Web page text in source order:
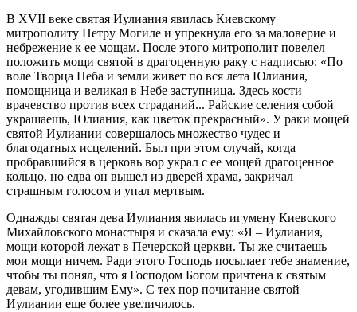
В XVII веке святая Иулиания явилась Киевскому
митрополиту Петру Могиле и упрекнула его за маловерие и
небрежение к ее мощам. После этого митрополит повелел
положить мощи святой в драгоценную раку с надписью: «По
воле Творца Неба и земли живет по вся лета Юлиания,
помощница и великая в Небе заступница. Здесь кости –
врачевство против всех страданий... Райские селения собой
украшаешь, Юлиания, как цветок прекрасный». У раки мощей
святой Иулиании совершалось множество чудес и
благодатных исцелений. Был при этом случай, когда
пробравшийся в церковь вор украл с ее мощей драгоценное
кольцо, но едва он вышел из дверей храма, закричал
страшным голосом и упал мертвым.
Однажды святая дева Иулиания явилась игумену Киевского
Михайловского монастыря и сказала ему: «Я – Иулиания,
мощи которой лежат в Печерской церкви. Ты же считаешь
мои мощи ничем. Ради этого Господь посылает тебе знамение,
чтобы ты понял, что я Господом Богом причтена к святым
девам, угодившим Ему». С тех пор почитание святой
Иулиании еще более увеличилось.